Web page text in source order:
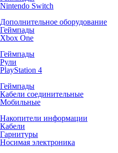
Nintendo Switch
Дополнительное оборудование
Геймпады
Xbox One
Геймпады
Рули
PlayStation 4
Геймпады
Кабели соединительные
Мобильные
Накопители информации
Кабели
Гарнитуры
Носимая электроника